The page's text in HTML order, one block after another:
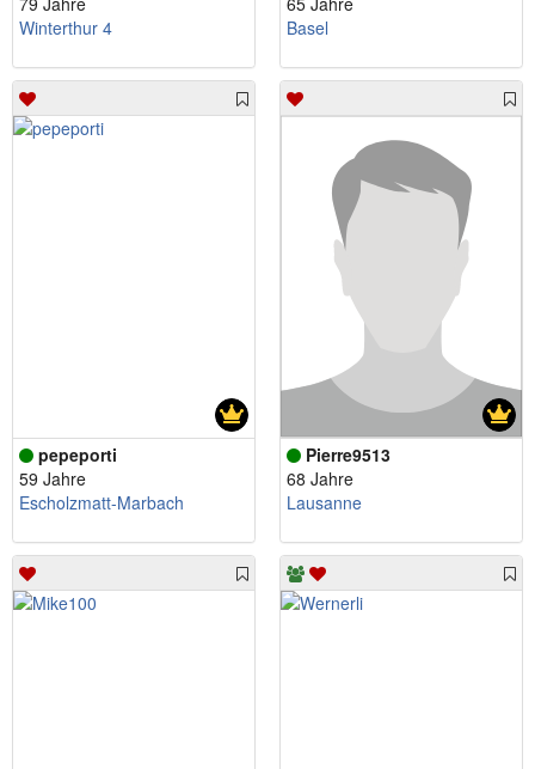
Winterthur 4
Basel
pepeporti
59 Jahre
Escholzmatt-Marbach
Pierre9513
68 Jahre
Lausanne